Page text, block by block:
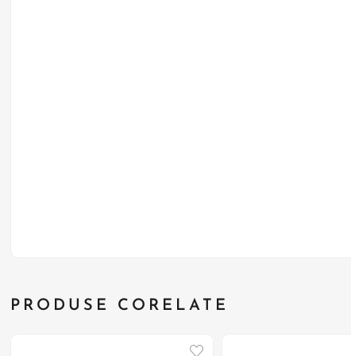
PRODUSE CORELATE